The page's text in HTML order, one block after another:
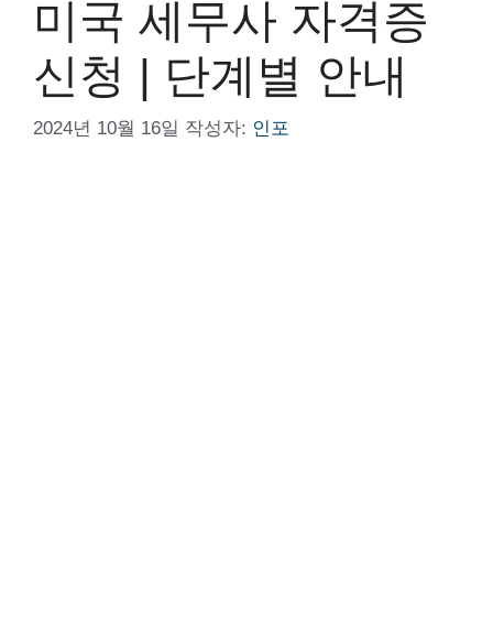
미국 세무사 자격증
신청 | 단계별 안내
2024년 10월 16일 작성자: 인포